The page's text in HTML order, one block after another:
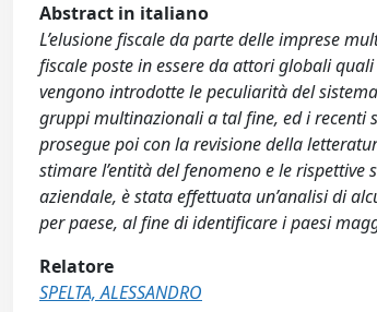
Abstract in italiano
L’elusione fiscale da parte delle imprese
fiscale poste in essere da attori globali
vengono introdotte le peculiarità del
gruppi multinazionali a tal fine, ed i recenti
prosegue poi con la revisione della
stimare l’entità del fenomeno e le rispettive
aziendale, è stata effettuata un’analisi di
per paese, al fine di identificare i paesi
Relatore
SPELTA, ALESSANDRO